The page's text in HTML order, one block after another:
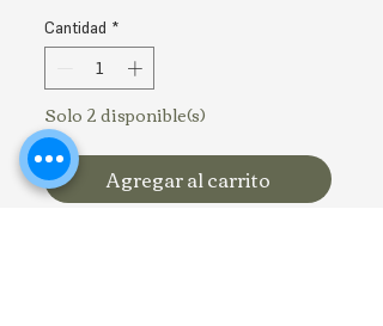
Cantidad *
Solo 2 disponible(s)
Agregar al carrito